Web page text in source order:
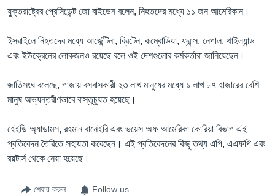
যুক্তরাষ্ট্রের প্রেসিডেন্ট জো বাইডেন বলেন, নিহতদের মধ্যে ১১ জন আমেরিকান।
ইসরাইলে নিহতদের মধ্যে আর্জেন্টিনা, ব্রিটেন, কম্বোডিয়া, ফ্রান্স, নেপাল, থাইল্যান্ড
এবং ইউক্রেনের লোকজনও রয়েছে বলে ওই দেশগুলোর কর্মকর্তারা জানিয়েছেন।
জাতিসংঘ বলেছে, গাজায় বসবাসকারী ২৩ লাখ মানুষের মধ্যে ১ লাখ ৮৭ হাজারের বেশি
মানুষ অভ্যন্তরীণভাবে বাস্তুচ্যুত হয়েছে।
হেইডি অ্যাডামস, রহমান বানেইরি এবং ভয়েস অফ আমেরিকা কোরিয়া বিভাগ এই
প্রতিবেদন তৈরিতে সহায়তা করেছেন। এই প্রতিবেদনের কিছু তথ্য এপি, এএফপি এবং
রয়টার্স থেকে নেয়া হয়েছে।
শেয়ার করুন Follow us